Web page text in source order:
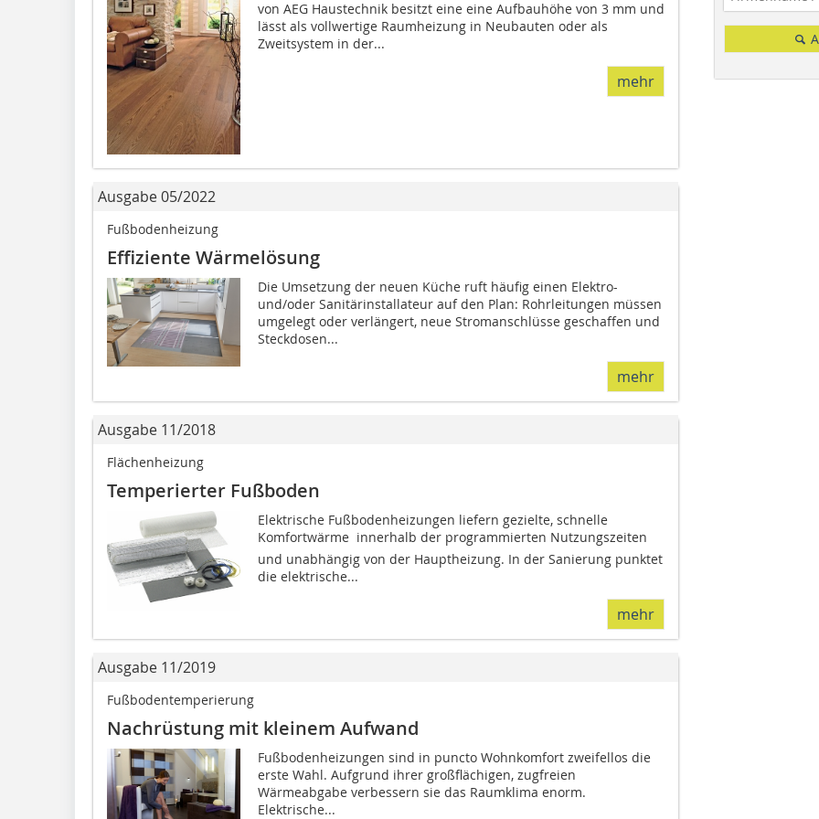
von AEG Haustechnik besitzt eine eine Aufbauhöhe von 3 mm und
lässt als vollwertige Raumheizung in Neubauten oder als
Zweitsystem in der...
mehr
Ausgabe 05/2022
Fußbodenheizung
Effiziente Wärmelösung
Die Umsetzung der neuen Küche ruft häufig einen Elektro-
und/oder Sanitärinstallateur auf den Plan: Rohrleitungen müssen
umgelegt oder verlängert, neue Stromanschlüsse geschaffen und
Steckdosen...
mehr
Ausgabe 11/2018
Flächenheizung
Temperierter Fußboden
Elektrische Fußbodenheizungen liefern gezielte, schnelle
Komfortwärme  innerhalb der programmierten Nutzungszeiten
und unabhängig von der Hauptheizung. In der Sanierung punktet
die elektrische...
mehr
Ausgabe 11/2019
Fußbodentemperierung
Nachrüstung mit kleinem Aufwand
Fußbodenheizungen sind in puncto Wohnkomfort zweifellos die
erste Wahl. Aufgrund ihrer großflächigen, zugfreien
Wärmeabgabe verbessern sie das Raumklima enorm.
Elektrische...